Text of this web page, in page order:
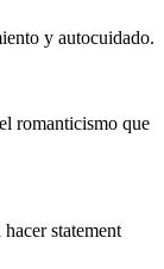
y autocuidado.
romanticismo que
statement